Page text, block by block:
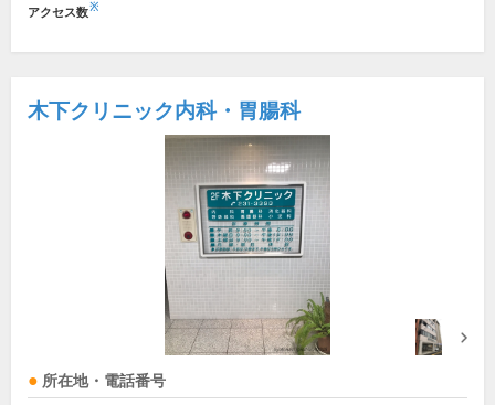
アクセス数※
木下クリニック内科・胃腸科
所在地・電話番号